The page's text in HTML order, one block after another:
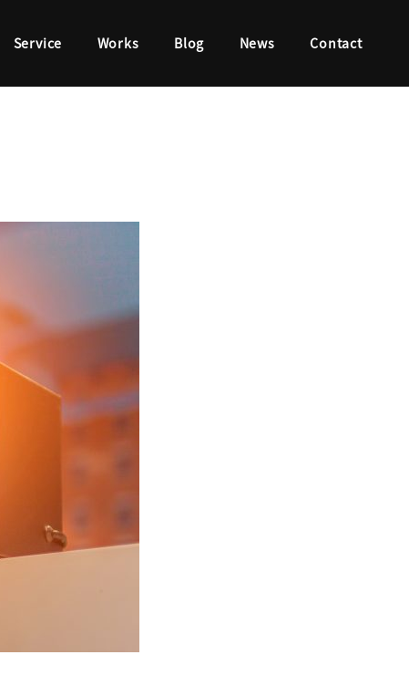
Service Works Blog News Contact